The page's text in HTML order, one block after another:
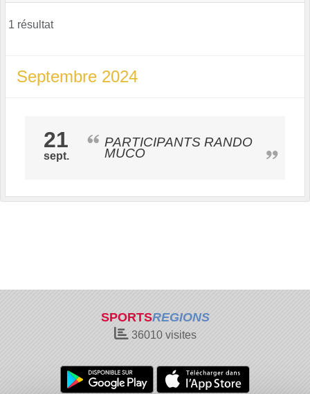
1 résultat
Septembre 2024
21
sept.
PARTICIPANTS RANDO
MUCO
SPORTSREGIONS
36010visites